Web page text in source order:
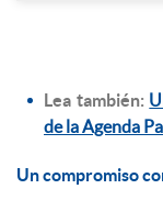
Lea también:
de la Agenda
Un compromiso